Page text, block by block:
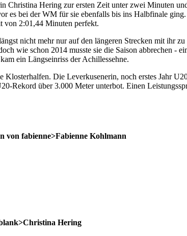
Christina Hering zur ersten Zeit unter zwei Minuten
es bei der WM für sie ebenfalls bis ins Halbfinale
von 2:01,44 Minuten perfekt.
nicht mehr nur auf den längeren Strecken mit ihr zu
wie schon 2014 musste sie die Saison abbrechen -
ein Längseinriss der Achillessehne.
Die Leverkusenerin, noch erstes Jahr
Rekord über 3.000 Meter unterbot. Einen
von fabienne>Fabienne Kohlmann
Hering